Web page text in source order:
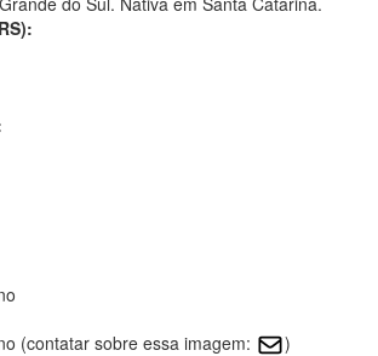
(contatar sobre essa imagem:
)